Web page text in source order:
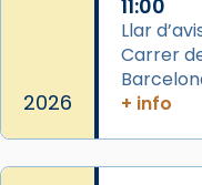
de Barcelona.
2 weeks ago
Aquest dilluns,
missa d’acció
2026
11:00
Llar
Carrer
+ info